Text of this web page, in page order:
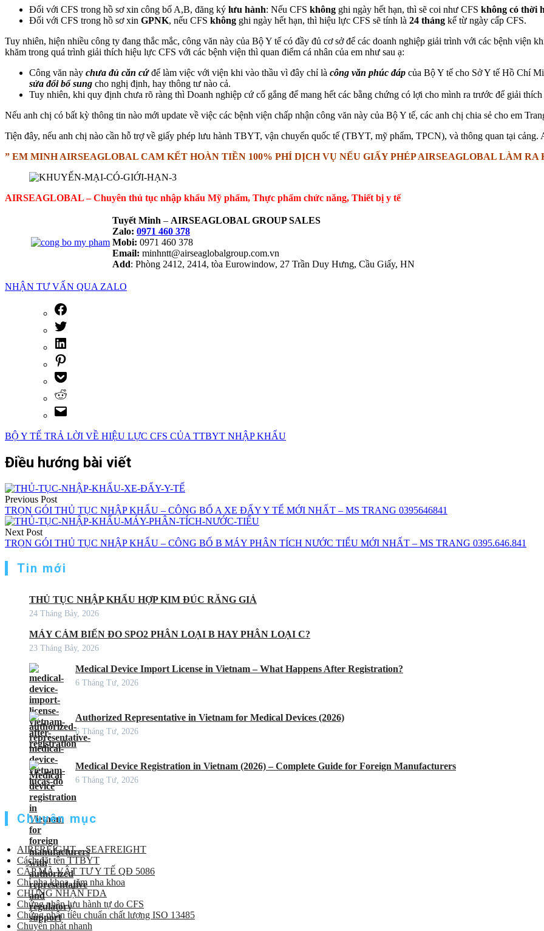
Đối với CFS trong hồ sơ xin công bố A,B, đăng ký lưu hành: Nếu CFS không ghi ngày hết hạn, thì sẽ coi như CFS không có thời
Đối với CFS trong hồ sơ xin GPNK, nếu CFS không ghi ngày hết hạn, thì hiệu lực CFS sẽ tính là 24 tháng kể từ ngày cấp CFS.
Tuy nhiên, hiện nhiều công ty đang thắc mắc, công văn này của Bộ Y tế có đầy đủ cơ sở để các doanh nghiệp giải trình với các bệnh viện
khăm trong quá trình giải thích hiệu lực CFS với các bệnh viện thì quan điểm cá nhân của em như sau ạ:
Công văn này chưa đủ căn cứđể làm việc với viện khi vào thầu vì đây chỉ là công văn phúc đáp của Bộ Y tế cho Sở Y tế Hồ Chí
sửa đổi bổ sung cho nghị định, hay thông tư nào cả.
Tuy nhiên, khi quy định chưa rõ ràng thì Doanh nghiệp cứ cố gắng để mang hết các bằng chứng có lợi cho mình ra trước để giải
Nếu anh chị có bất kỳ thông tin nào mới update về việc các bệnh viện chấp nhận công văn này của Bộ Y tế, các anh chị chia sẻ cho em
Tiện đây, nếu anh chị nào cần hỗ trợ về giấy phép lưu hành TBYT, vận chuyển quốc tế (TBYT, mỹ phẩm, TPCN), và thông quan tại
” EM MINH AIRSEAGLOBAL CAM KẾT HOÀN TIỀN 100% PHÍ DỊCH VỤ NẾU GIẤY PHÉP AIRSEAGLOBAL LÀM RA
AIRSEAGLOBAL – Chuyên thủ tục nhập khẩu Mỹ phẩm, Thực phẩm chức năng, Thiết bị y tế
Tuyết Minh – AIRSEAGLOBAL GROUP SALES
Zalo: 0971 460 378
Mobi: 0971 460 378
Email: minhntt@airseaglobalgroup.com.vn
Add: Phòng 2412, 2414, tòa Eurowindow, 27 Trần Duy Hưng, Cầu Giấy, HN
NHẬN TƯ VẤN QUA ZALO
BỘ Y TẾ TRẢ LỜI VỀ HIỆU LỰC CFS CỦA TTBYT NHẬP KHẨU
Điều hướng bài viết
Previous Post
TRỌN GÓI THỦ TỤC NHẬP KHẨU – CÔNG BỐ A XE ĐẨY Y TẾ MỚI NHẤT – MS TRANG 0395646841
Next Post
TRỌN GÓI THỦ TỤC NHẬP KHẨU – CÔNG BỐ B MÁY PHÂN TÍCH NƯỚC TIỂU MỚI NHẤT – MS TRANG 0395.646.841
Tin mới
THỦ TỤC NHẬP KHẨU HỢP KIM ĐÚC RĂNG GIẢ
24 Tháng Bảy, 2026
MÁY CẢM BIẾN ĐO SPO2 PHÂN LOẠI B HAY PHÂN LOẠI C?
23 Tháng Bảy, 2026
Medical Device Import License in Vietnam – What Happens After Registration?
6 Tháng Tư, 2026
Authorized Representative in Vietnam for Medical Devices (2026)
6 Tháng Tư, 2026
Medical Device Registration in Vietnam (2026) – Complete Guide for Foreign Manufacturers
6 Tháng Tư, 2026
Chuyên mục
AIRFREIGHT – SEAFREIGHT
Cách đặt tên TTBYT
CẤP MÃ VẬT TƯ Y TẾ QĐ 5086
Chỉ nha khoa, tăm nha khoa
CHỨNG NHẬN FDA
Chứng nhận lưu hành tự do CFS
Chứng nhận tiêu chuẩn chất lượng ISO 13485
Chuyển phát nhanh